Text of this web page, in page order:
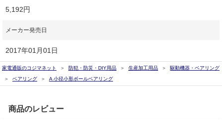
5,192円
メーカー発売日
2017年01月01日
家電通販のコジマネット 防犯・防災・DIY用品 生産加工用品
駆動機器・ベアリング
ベアリング
A 小径小形ボールベアリング
商品のレビュー